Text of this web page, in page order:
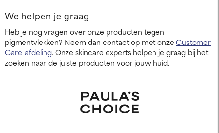
We helpen je graag
Heb je nog vragen over onze producten tegen
pigmentvlekken? Neem dan contact op met onze Customer
Care-afdeling. Onze skincare experts helpen je graag bij het
zoeken naar de juiste producten voor jouw huid.